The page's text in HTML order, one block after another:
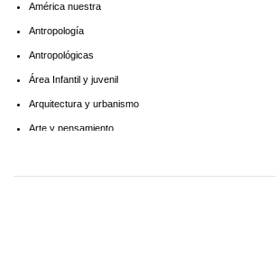
Lingüística
Literatura infantil
Medioambiente
Pensamiento crítico
Política
América nuestra
Antropología
Antropológicas
Área Infantil y juvenil
Arquitectura y urbanismo
Arte y pensamiento
Biblioteca América Latina